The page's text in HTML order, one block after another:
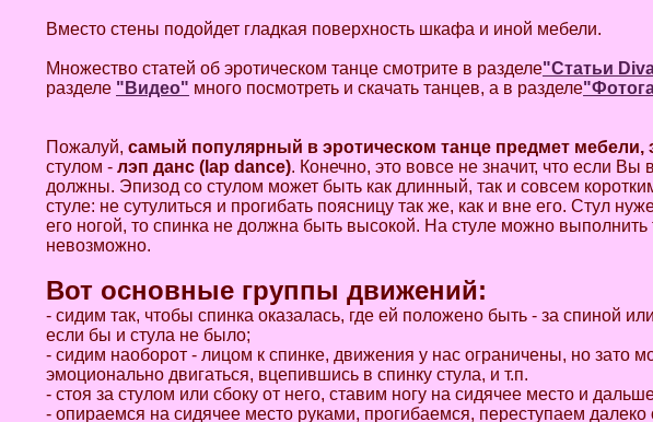
Вместо стены подойдет гладкая поверхность шкафа и иной мебели.
Множество статей об эротическом танце смотрите в разделе"Статьи
разделе "Видео" много посмотреть и скачать танцев, а в разделе
Пожалуй, самый популярный в эротическом танце предмет мебели,
стулом - лэп данс (lap dance). Конечно, это вовсе не значит, что если Вы
должны. Эпизод со стулом может быть как длинный, так и совсем
стуле: не сутулиться и прогибать поясницу так же, как и вне его. Стул
его ногой, то спинка не должна быть высокой. На стуле можно
невозможно.
Вот основные группы движений:
- сидим так, чтобы спинка оказалась, где ей положено быть - за спиной
если бы и стула не было;
- сидим наоборот - лицом к спинке, движения у нас ограничены, но зато
эмоционально двигаться, вцепившись в спинку стула, и т.п.
- стоя за стулом или сбоку от него, ставим ногу на сидячее место и
- опираемся на сидячее место руками, прогибаемся, переступаем далеко